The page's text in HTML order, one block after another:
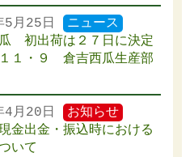
月25日
ニュース
初出荷は２７日に決定
１・９ 倉吉西瓜生産部
月20日
お知らせ
金出金・振込時における
いて